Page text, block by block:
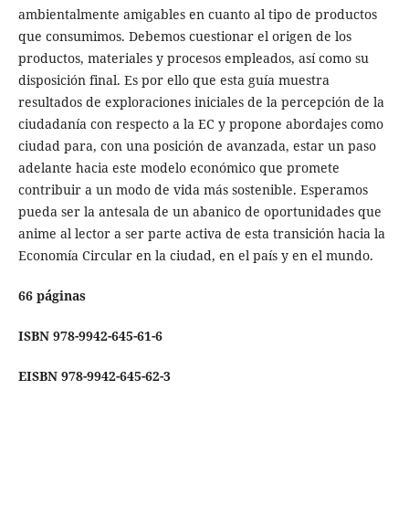
ambientalmente amigables en cuanto al tipo de productos
que consumimos. Debemos cuestionar el origen de los
productos, materiales y procesos empleados, así como su
disposición final. Es por ello que esta guía muestra
resultados de exploraciones iniciales de la percepción de la
ciudadanía con respecto a la EC y propone abordajes como
ciudad para, con una posición de avanzada, estar un paso
adelante hacia este modelo económico que promete
contribuir a un modo de vida más sostenible. Esperamos
pueda ser la antesala de un abanico de oportunidades que
anime al lector a ser parte activa de esta transición hacia la
Economía Circular en la ciudad, en el país y en el mundo.
66 páginas
ISBN 978-9942-645-61-6
EISBN 978-9942-645-62-3